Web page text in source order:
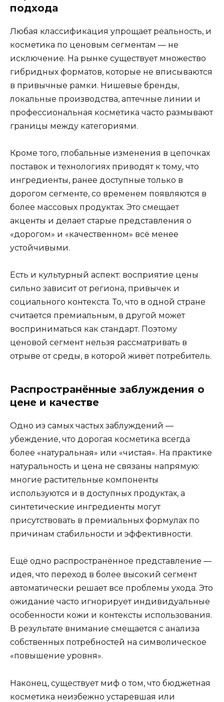
подхода
Любая классификация упрощает реальность, и
косметика по ценовым сегментам — не
исключение. На рынке существует множество
гибридных форматов, которые не вписываются
в привычные рамки. Нишевые бренды,
локальные производства, аптечные линии и
профессиональная косметика часто размывают
границы между категориями.
Кроме того, глобальные изменения в цепочках
поставок и технологиях приводят к тому, что
ингредиенты, ранее доступные только в
дорогом сегменте, со временем появляются в
более массовых продуктах. Это смещает
акценты и делает старые представления о
«дорогом» и «качественном» всё менее
устойчивыми.
Есть и культурный аспект: восприятие цены
сильно зависит от региона, привычек и
социального контекста. То, что в одной стране
считается премиальным, в другой может
восприниматься как стандарт. Поэтому
ценовой сегмент нельзя рассматривать в
отрыве от среды, в которой живёт потребитель.
Распространённые заблуждения о
цене и качестве
Одно из самых частых заблуждений —
убеждение, что дорогая косметика всегда
более «натуральная» или «чистая». На практике
натуральность и цена не связаны напрямую:
многие растительные компоненты
используются и в доступных продуктах, а
синтетические ингредиенты могут
присутствовать в премиальных формулах по
причинам стабильности и эффективности.
Ещё одно распространённое представление —
идея, что переход в более высокий сегмент
автоматически решает все проблемы ухода. Это
ожидание часто игнорирует индивидуальные
особенности кожи и контексты использования.
В результате внимание смещается с анализа
собственных потребностей на символическое
«повышение уровня».
Наконец, существует миф о том, что бюджетная
косметика неизбежно устаревшая или